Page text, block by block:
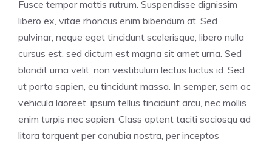
Fusce tempor mattis rutrum. Suspendisse dignissim
libero ex, vitae rhoncus enim bibendum at. Sed
pulvinar, neque eget tincidunt scelerisque, libero nulla
cursus est, sed dictum est magna sit amet urna. Sed
blandit urna velit, non vestibulum lectus luctus id. Sed
ut porta sapien, eu tincidunt massa. In semper, sem ac
vehicula laoreet, ipsum tellus tincidunt arcu, nec mollis
enim turpis nec sapien. Class aptent taciti sociosqu ad
litora torquent per conubia nostra, per inceptos